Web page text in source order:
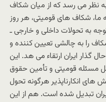
به نظر می رسد که از میان شکاف
شکاف های قومیتی، هر روز
به تحولات داخلی و خارجی ـ
را به چالشی تعیین کننده و
گذار ایران ارتقاء می هد. این
مسئله قومیتی و تأمین حقوق
های انکارناپذیر هرگونه تحول
تبدیل شده است. هم از این